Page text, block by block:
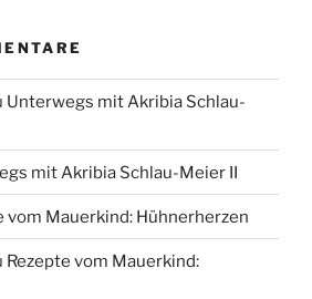
Unterwegs mit Akribia Schlau-
mit Akribia Schlau-Meier II
vom Mauerkind: Hühnerherzen
Rezepte vom Mauerkind: